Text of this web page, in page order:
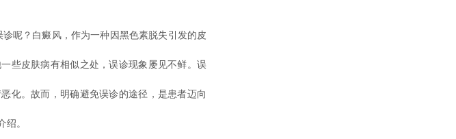
呢？白癜风，作为一种因黑色素脱失引发的皮
些皮肤病有相似之处，误诊现象屡见不鲜。误
化。故而，明确避免误诊的途径，是患者迈向
绍。